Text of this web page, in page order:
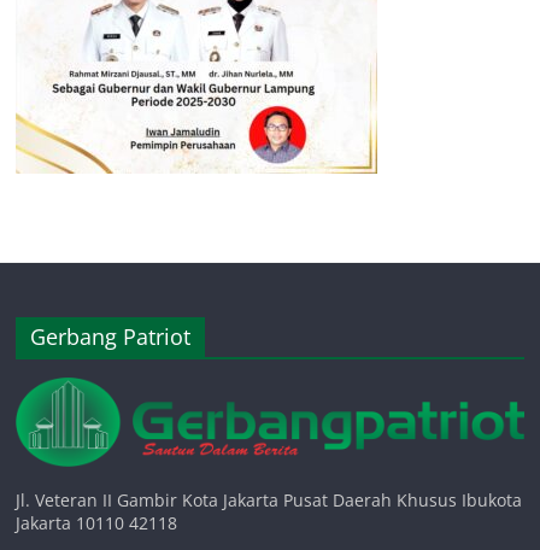
Gerbang Patriot
Jl. Veteran II Gambir Kota Jakarta Pusat Daerah Khusus Ibukota
Jakarta 10110 42118